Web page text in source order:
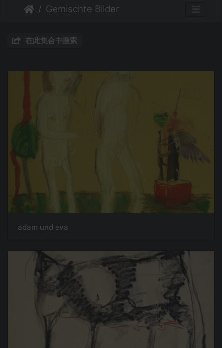
Gemischte Bilder
在此集合中搜索
adam und eva